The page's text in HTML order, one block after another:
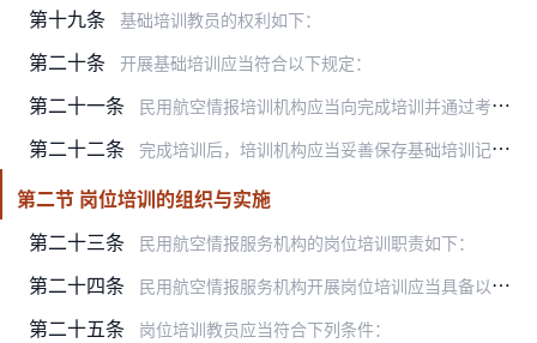
第十九条 基础培训教员的权利如下：
第二十条 开展基础培训应当符合以下规定：
第二十一条 民用航空情报培训机构应当向完成培训并通过考试考核的受训人颁发民用航空情报基础培训合格证。
第二十二条 完成培训后，培训机构应当妥善保存基础培训记录。
第二节 岗位培训的组织与实施
第二十三条
民用航空情报服务机构的岗位培训职责如下：
第二十四条 民用航空情报服务机构开展岗位培训应当具备以下条件：
第二十五条 岗位培训教员应当符合下列条件：